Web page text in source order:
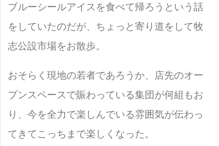
ブルーシールアイスを食べて帰ろうという話
をしていたのだが、ちょっと寄り道をして牧
志公設市場をお散歩。
おそらく現地の若者であろうか、店先のオー
プンスペースで賑わっている集団が何組もお
り、今を全力で楽しんでいる雰囲気が伝わっ
てきてこっちまで楽しくなった。